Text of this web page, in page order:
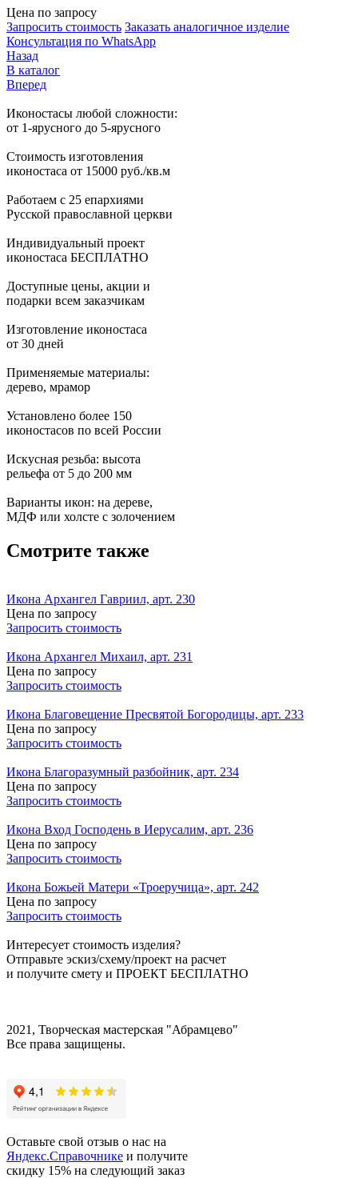
Цена по запросу
Запросить стоимость Заказать аналогичное изделие
Консультация по WhatsApp
Назад
В каталог
Вперед
Иконостасы любой сложности:
от 1-ярусного до 5-ярусного
Стоимость изготовления
иконостаса от 15000 руб./кв.м
Работаем с 25 епархиями
Русской православной церкви
Индивидуальный проект
иконостаса БЕСПЛАТНО
Доступные цены, акции и
подарки всем заказчикам
Изготовление иконостаса
от 30 дней
Применяемые материалы:
дерево, мрамор
Установлено более 150
иконостасов по всей России
Искусная резьба: высота
рельефа от 5 до 200 мм
Варианты икон: на дереве,
МДФ или холсте с золочением
Смотрите также
Икона Архангел Гавриил, арт. 230
Цена по запросу
Запросить стоимость
Икона Архангел Михаил, арт. 231
Цена по запросу
Запросить стоимость
Икона Благовещение Пресвятой Богородицы, арт. 233
Цена по запросу
Запросить стоимость
Икона Благоразумный разбойник, арт. 234
Цена по запросу
Запросить стоимость
Икона Вход Господень в Иерусалим, арт. 236
Цена по запросу
Запросить стоимость
Икона Божьей Матери «Троеручица», арт. 242
Цена по запросу
Запросить стоимость
Интересует стоимость изделия?
Отправьте эскиз/схему/проект на расчет
и получите смету и ПРОЕКТ БЕСПЛАТНО
2021, Творческая мастерская "Абрамцево"
Все права защищены.
Оставьте свой отзыв о нас на
Яндекс.Справочнике и получите
скидку 15% на следующий заказ